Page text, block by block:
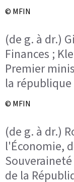
© MFIN
(de g. à dr.)
Finances ;
Premier
la
© MFIN
(de g. à dr.)
l'Économie,
de la